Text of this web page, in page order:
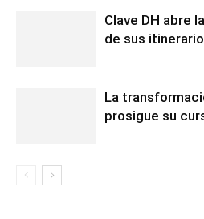
Clave DH abre
de sus
La
prosigue su